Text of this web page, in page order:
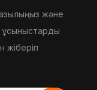
және
ұсыныстарды
жіберіп